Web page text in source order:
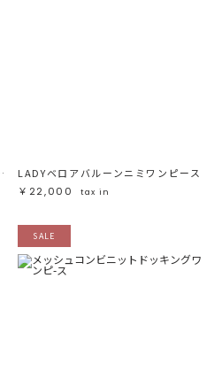
ワンピース
LADYベロアバルーンニミワンピース
￥22,000
tax in
SALE